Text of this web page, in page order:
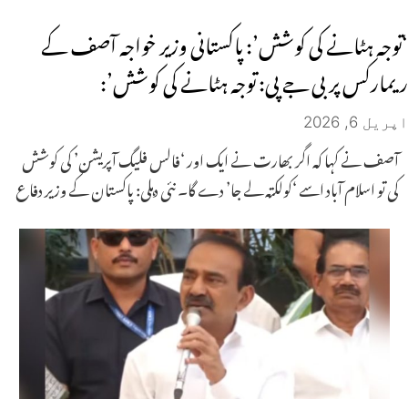
‘توجہ ہٹانے کی کوشش’: پاکستانی وزیر خواجہ آصف کے
ریمارکس پر بی جے پی: توجہ ہٹانے کی کوشش’:
اپریل 6, 2026
آصف نے کہا کہ اگر بھارت نے ایک اور ‘فالس فلیگ آپریشن’ کی کوشش
کی تو اسلام آباد اسے ‘کولکتہ لے جا’ دے گا۔ نئی دہلی: پاکستان کے وزیر دفاع